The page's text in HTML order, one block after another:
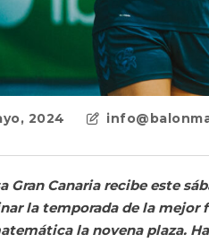
2024
Gran Canaria recibe este
la temporada de la mejor
la novena plaza.